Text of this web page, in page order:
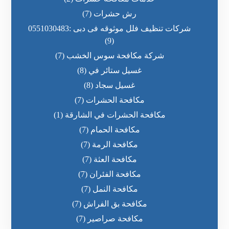
رش حشرات (7)
شركات تنظيف فلل موثوقه فى دبى :0551030483
(9)
شركة مكافحة سوس الخشب (7)
غسيل ستائر في (8)
غسيل سجاد (8)
مكافحة الحشرات (7)
مكافحة الحشرات في الشارقة (1)
مكافحة الحمام (7)
مكافحة الرمة (7)
مكافحة العثة (7)
مكافحة الفئران (7)
مكافحة النمل (7)
مكافحة بق الفراش (7)
مكافحة صراصير (7)